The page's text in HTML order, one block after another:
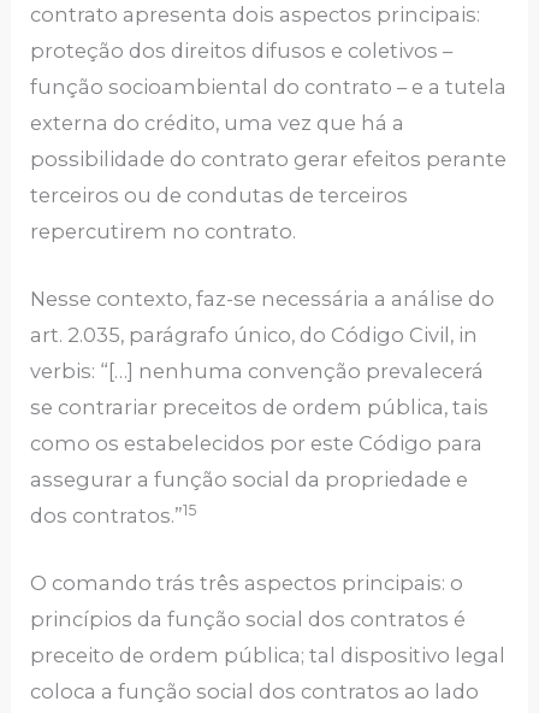
contrato apresenta dois aspectos principais:
proteção dos direitos difusos e coletivos –
função socioambiental do contrato – e a tutela
externa do crédito, uma vez que há a
possibilidade do contrato gerar efeitos perante
terceiros ou de condutas de terceiros
repercutirem no contrato.
Nesse contexto, faz-se necessária a análise do
art. 2.035, parágrafo único, do Código Civil, in
verbis: “[…] nenhuma convenção prevalecerá
se contrariar preceitos de ordem pública, tais
como os estabelecidos por este Código para
assegurar a função social da propriedade e
dos contratos.”15
O comando trás três aspectos principais: o
princípios da função social dos contratos é
preceito de ordem pública; tal dispositivo legal
coloca a função social dos contratos ao lado